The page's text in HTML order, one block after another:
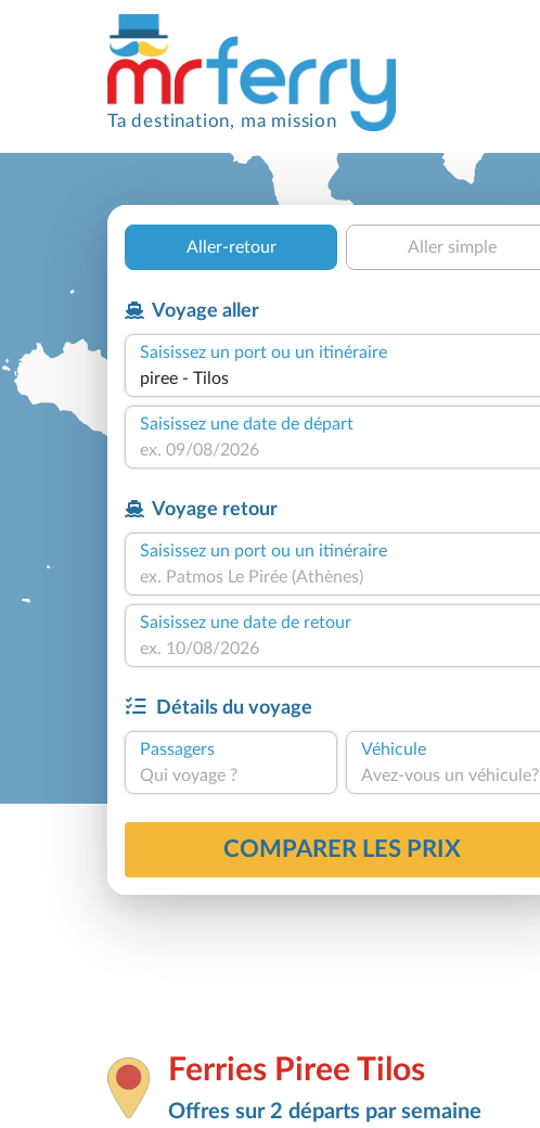
Ta destination, ma mission
Aller-retour Aller simple
Voyage aller
Saisissez un port ou un itinéraire
Saisissez une date de départ
Voyage retour
Saisissez un port ou un itinéraire
Saisissez une date de retour
Détails du voyage
Passagers
Qui voyage ?
Véhicule
Avez-vous un véhicule?
COMPARER LES PRIX
Ferries Piree Tilos
Offres sur 2 départs par semaine